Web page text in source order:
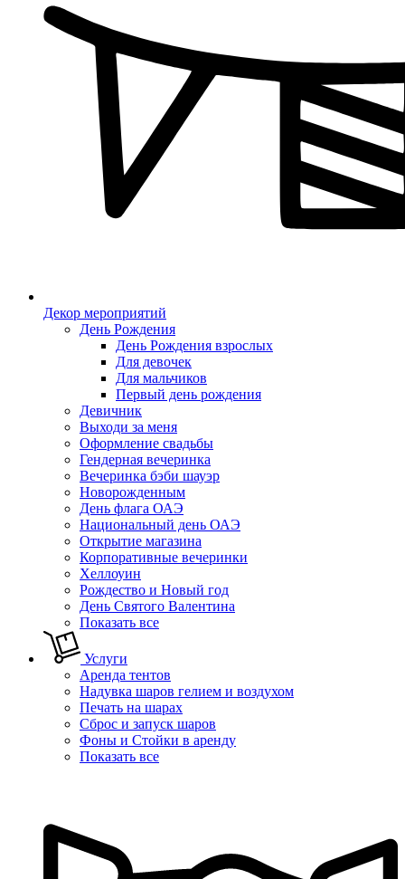
Декор мероприятий
День Рождения
День Рождения взрослых
Для девочек
Для мальчиков
Первый день рождения
Девичник
Выходи за меня
Оформление свадьбы
Гендерная вечеринка
Вечеринка бэби шауэр
Новорожденным
День флага ОАЭ
Национальный день ОАЭ
Открытие магазина
Корпоративные вечеринки
Хеллоуин
Рождество и Новый год
День Святого Валентина
Показать все
Услуги
Аренда тентов
Надувка шаров гелием и воздухом
Печать на шарах
Сброс и запуск шаров
Фоны и Стойки в аренду
Показать все